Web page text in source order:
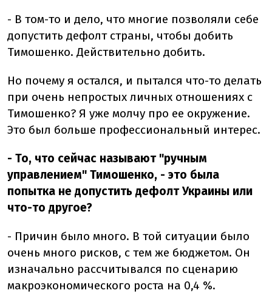
- В том-то и дело, что многие позволяли себе
допустить дефолт страны, чтобы добить
Тимошенко. Действительно добить.
Но почему я остался, и пытался что-то делать
при очень непростых личных отношениях с
Тимошенко? Я уже молчу про ее окружение.
Это был больше профессиональный интерес.
- То, что сейчас называют "ручным
управлением" Тимошенко, - это была
попытка не допустить дефолт Украины или
что-то другое?
- Причин было много. В той ситуации было
очень много рисков, с тем же бюджетом. Он
изначально рассчитывался по сценарию
макроэкономического роста на 0,4 %.